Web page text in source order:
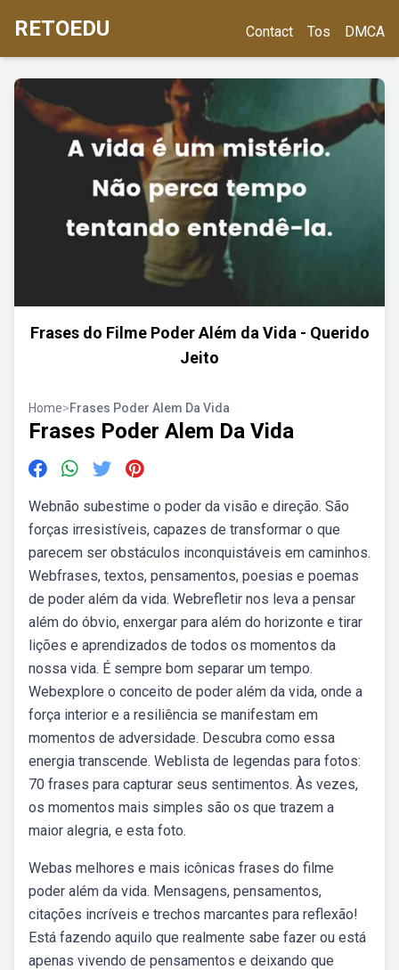
RETOEDU Contact Tos DMCA
Frases do Filme Poder Além da Vida - Querido
Jeito
Home>Frases Poder Alem Da Vida
Frases Poder Alem Da Vida
Webnão subestime o poder da visão e direção. São
forças irresistíveis, capazes de transformar o que
parecem ser obstáculos inconquistáveis em caminhos.
Webfrases, textos, pensamentos, poesias e poemas
de poder além da vida. Webrefletir nos leva a pensar
além do óbvio, enxergar para além do horizonte e tirar
lições e aprendizados de todos os momentos da
nossa vida. É sempre bom separar um tempo.
Webexplore o conceito de poder além da vida, onde a
força interior e a resiliência se manifestam em
momentos de adversidade. Descubra como essa
energia transcende. Weblista de legendas para fotos:
70 frases para capturar seus sentimentos. Às vezes,
os momentos mais simples são os que trazem a
maior alegria, e esta foto.
Webas melhores e mais icônicas frases do filme
poder além da vida. Mensagens, pensamentos,
citações incríveis e trechos marcantes para reflexão!
Está fazendo aquilo que realmente sabe fazer ou está
apenas vivendo de pensamentos e deixando que